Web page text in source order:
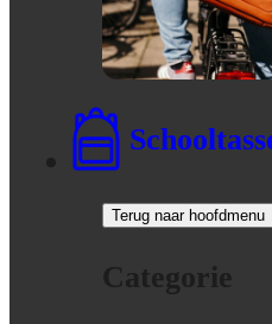
Terug naar hoofdmenu
Categorie